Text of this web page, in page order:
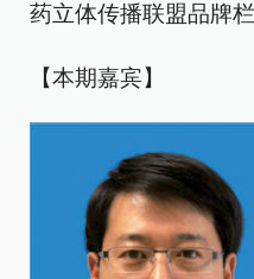
药立体传播联盟品牌栏
【本期嘉宾】